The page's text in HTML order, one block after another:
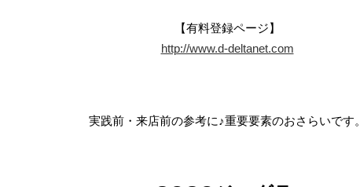
【有料登録ページ】
http://www.d-deltanet.com
実践前・来店前の参考に♪重要要素のおさらいです。